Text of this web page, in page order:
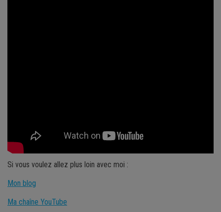
Si vous voulez allez plus loin avec moi :
Mon blog
Ma chaîne YouTube